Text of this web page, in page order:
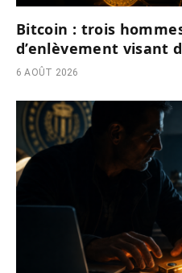
Bitcoin : trois
d’enlèvement visant
6 AOÛT 2026